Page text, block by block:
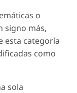
o
signo más,
esta categoría
como
sola